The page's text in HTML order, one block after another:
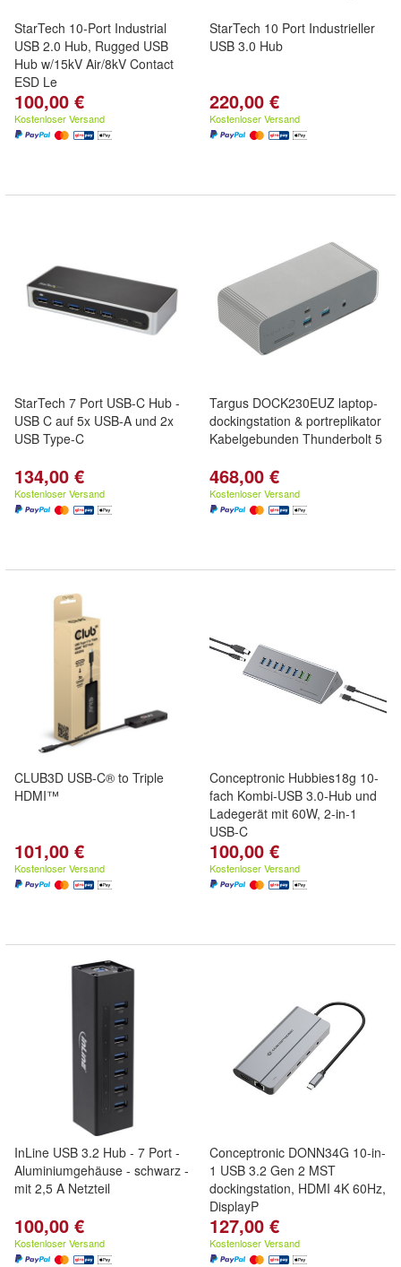
StarTech 10-Port Industrial
USB 2.0 Hub, Rugged USB
Hub w/15kV Air/8kV Contact
ESD Le
100,00 €
Kostenloser Versand
StarTech 10 Port Industrieller
USB 3.0 Hub
220,00 €
Kostenloser Versand
StarTech 7 Port USB-C Hub -
USB C auf 5x USB-A und 2x
USB Type-C
134,00 €
Kostenloser Versand
Targus DOCK230EUZ laptop-
dockingstation & portreplikator
Kabelgebunden Thunderbolt 5
468,00 €
Kostenloser Versand
CLUB3D USB-C® to Triple
HDMI™
101,00 €
Kostenloser Versand
Conceptronic Hubbies18g 10-
fach Kombi-USB 3.0-Hub und
Ladegerät mit 60W, 2-in-1
USB-C
100,00 €
Kostenloser Versand
InLine USB 3.2 Hub - 7 Port -
Aluminiumgehäuse - schwarz -
mit 2,5 A Netzteil
100,00 €
Kostenloser Versand
Conceptronic DONN34G 10-in-
1 USB 3.2 Gen 2 MST
dockingstation, HDMI 4K 60Hz,
DisplayP
127,00 €
Kostenloser Versand